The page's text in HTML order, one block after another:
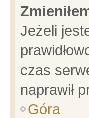
Jeżeli
czas
naprawił
Góra